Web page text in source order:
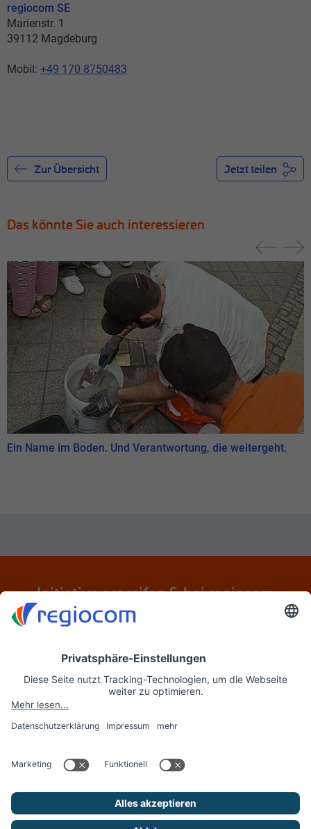
regiocom SE
Marienstr. 1
39112 Magdeburg
Mobil: +49 170 8750483
Zur Übersicht Jetzt teilen
Das könnte Sie auch interessieren
Ein Name im Boden. Und Verantwortung, die weitergeht.
Initiative ergreifen & bei regiocom
bewerben
Jetzt initiativ bewerben
regiocom
© regiocom SE 2026. Alle Rechte vorbehalten.